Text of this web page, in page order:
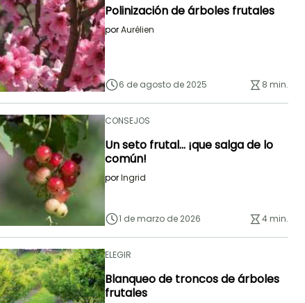
Polinización de árboles frutales
porAurélien
6 de agosto de 2025 8 min.
CONSEJOS
Un seto frutal... ¡que salga de lo
común!
porIngrid
1 de marzo de 2026 4 min.
ELEGIR
Blanqueo de troncos de árboles
frutales